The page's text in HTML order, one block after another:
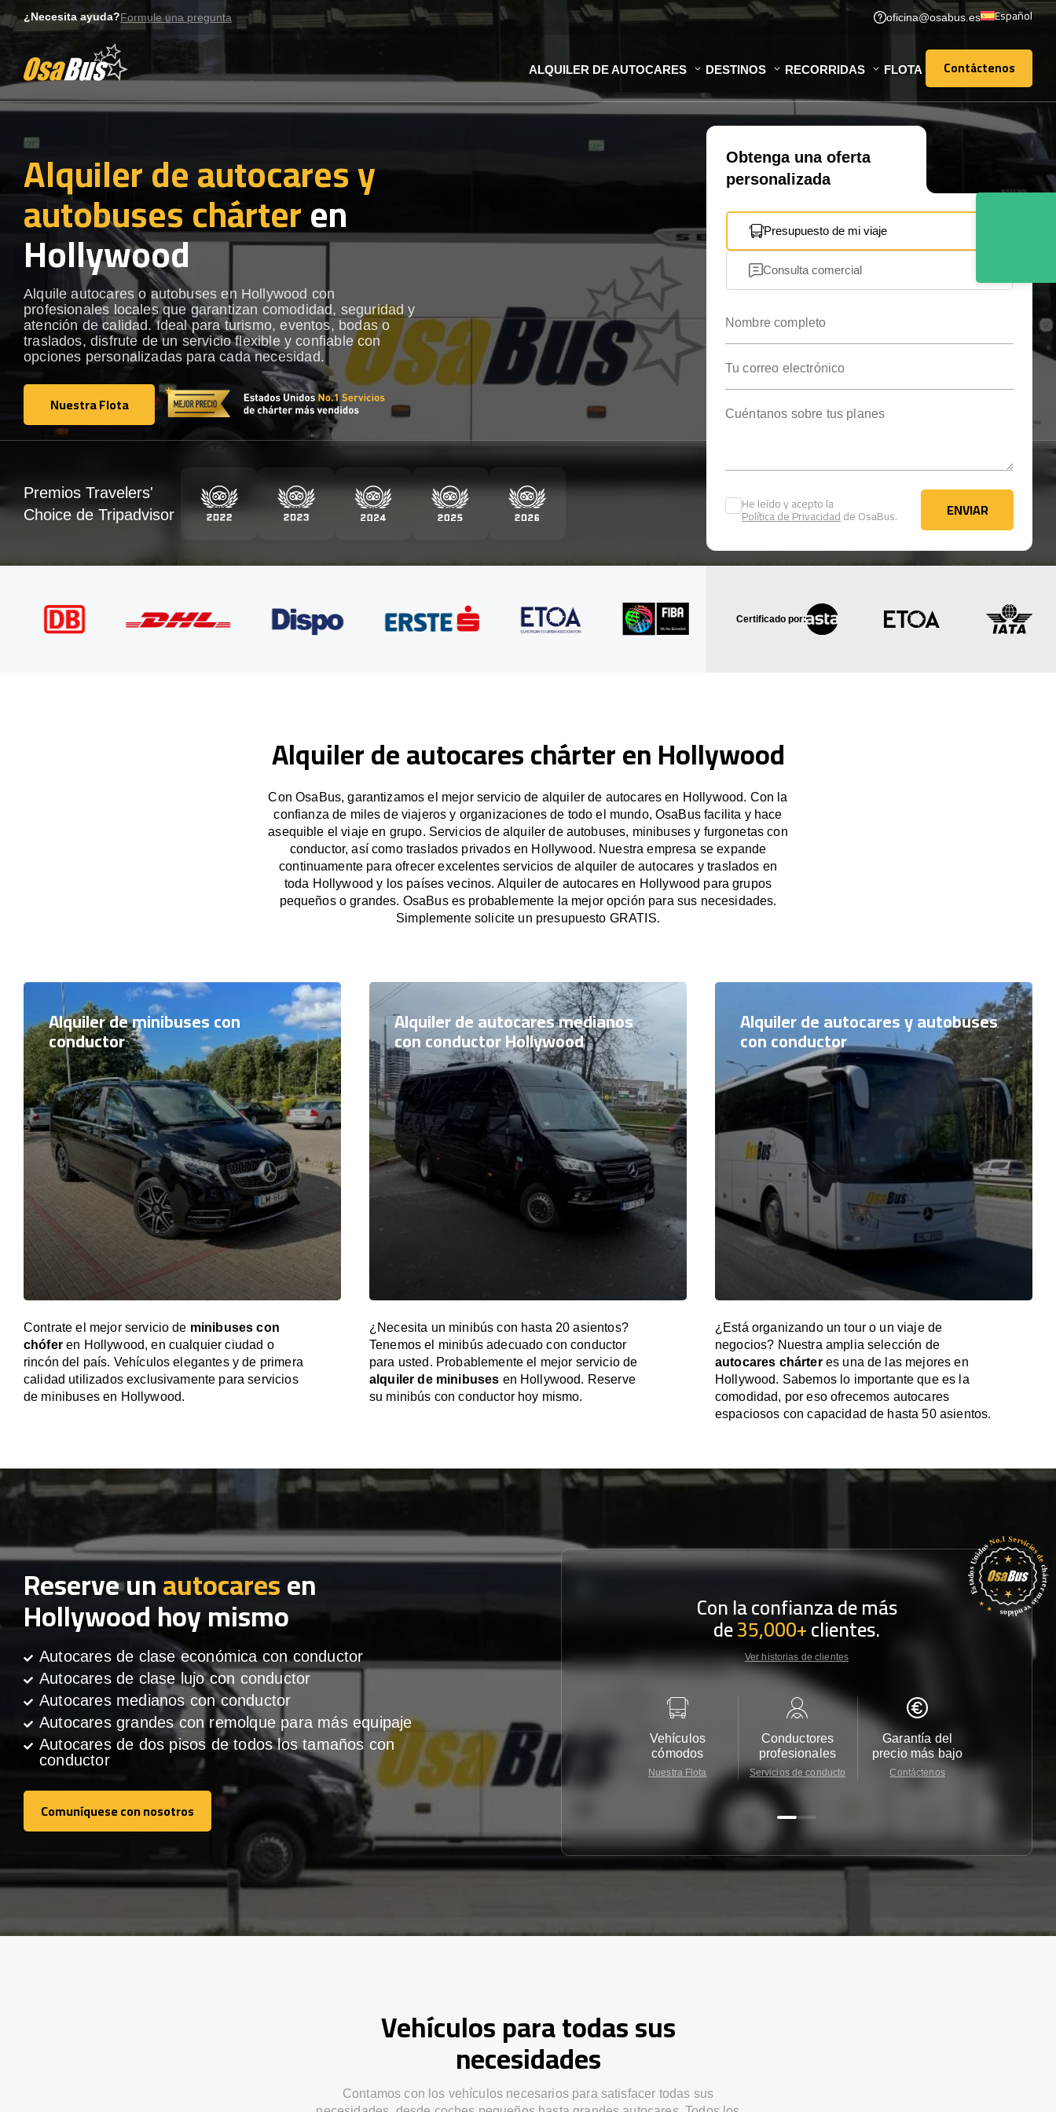
to
¿Necesita ayuda?Formule una pregunta oficina@osabus.es Español
ALQUILER DE AUTOCARES DESTINOS RECORRIDAS FLOTA Contáctenos
Contáctenos
Alquiler de autocares y
autobuses chárteren
Hollywood
Alquile autocares o autobuses en Hollywood con
profesionales locales que garantizan comodidad, seguridad y
atención de calidad. Ideal para turismo, eventos, bodas o
traslados, disfrute de un servicio flexible y confiable con
opciones personalizadas para cada necesidad.
Nuestra Flota
Nuestra Flota
Obtenga una oferta
personalizada
Presupuesto de mi viaje
Consulta comercial
He leído y acepto la
Política de Privacidadde OsaBus. ENVIAR
ENVIAR
Premios Travelers'
Choice de Tripadvisor
Certificado por:
Alquiler de autocares chárter en Hollywood
Con OsaBus, garantizamos el mejor servicio de alquiler de autocares en Hollywood. Con la
confianza de miles de viajeros y organizaciones de todo el mundo, OsaBus facilita y hace
asequible el viaje en grupo. Servicios de alquiler de autobuses, minibuses y furgonetas con
conductor, así como traslados privados en Hollywood. Nuestra empresa se expande
continuamente para ofrecer excelentes servicios de alquiler de autocares y traslados en
toda Hollywood y los países vecinos. Alquiler de autocares en Hollywood para grupos
pequeños o grandes. OsaBus es probablemente la mejor opción para sus necesidades.
Simplemente solicite un presupuesto GRATIS.
Alquiler de minibuses con
conductor
Contrate el mejor servicio de minibuses con
chóferen Hollywood, en cualquier ciudad o
rincón del país. Vehículos elegantes y de primera
calidad utilizados exclusivamente para servicios
de minibuses en Hollywood.
Alquiler de autocares medianos
con conductor Hollywood
¿Necesita un minibús con hasta 20 asientos?
Tenemos el minibús adecuado con conductor
para usted. Probablemente el mejor servicio de
alquiler de minibuses en Hollywood. Reserve
su minibús con conductor hoy mismo.
Alquiler de autocares y autobuses
con conductor
¿Está organizando un tour o un viaje de
negocios? Nuestra amplia selección de
autocares chárteres una de las mejores en
Hollywood. Sabemos lo importante que es la
comodidad, por eso ofrecemos autocares
espaciosos con capacidad de hasta 50 asientos.
Reserve unautocaresen
Hollywood hoy mismo
Autocares de clase económica con conductor
Autocares de clase lujo con conductor
Autocares medianos con conductor
Autocares grandes con remolque para más equipaje
Autocares de dos pisos de todos los tamaños con
conductor
Comuníquese con nosotros
Comuníquese con nosotros
Con la confianza de más
de35,000+clientes.
Ver historias de clientes
Vehículos
cómodos
Nuestra Flota
Conductores
profesionales
Servicios de conducto
Garantía del
precio más bajo
Contáctenos
Vehículos para todas sus
necesidades
Contamos con los vehículos necesarios para satisfacer todas sus